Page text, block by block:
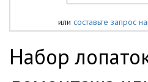
или составьте запрос
Набор